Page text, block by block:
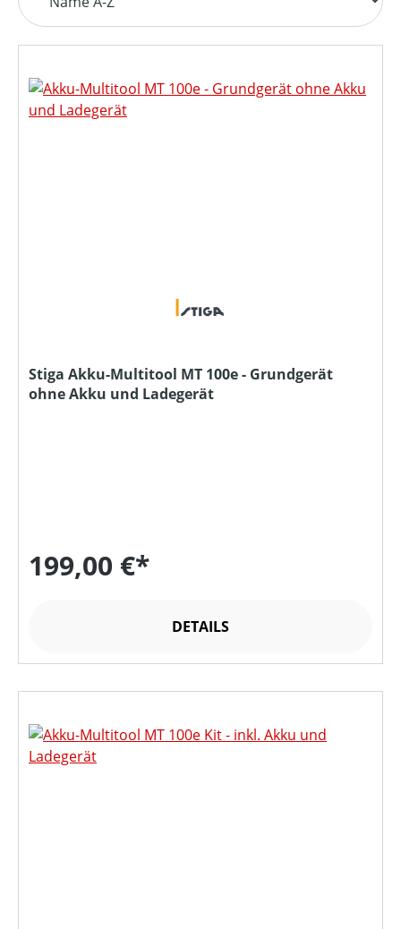
Stiga Akku-Multitool MT 100e - Grundgerät
ohne Akku und Ladegerät
199,00 €*
DETAILS